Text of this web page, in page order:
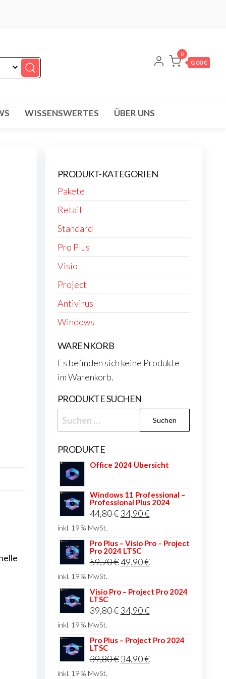
0
0,00 €
WISSENSWERTES ÜBER UNS
PRODUKT-KATEGORIEN
Pakete
Retail
Standard
Pro Plus
Visio
Project
Antivirus
Windows
WARENKORB
Es befinden sich keine Produkte
im Warenkorb.
PRODUKTE SUCHEN
Suchen
nach:
PRODUKTE
Office 2024 Übersicht
Windows 11 Professional –
Professional Plus 2024
44,80€ Ursprünglicher
war:
44,80 €
34,90€Aktueller
ist:
inkl. 19 % MwSt.
Pro Plus – Visio Pro – Project
Pro 2024 LTSC
59,70€Ursprünglicher
war:
49,90€Aktueller
ist:
inkl. 19 % MwSt.
Visio Pro – Project Pro 2024
LTSC
39,80€ Ursprünglicher
war:
34,90€Aktueller
ist:
inkl. 19 % MwSt.
Pro Plus – Project Pro 2024
LTSC
39,80€ Ursprünglicher
34,90€Aktueller
inkl. 19 % MwSt.